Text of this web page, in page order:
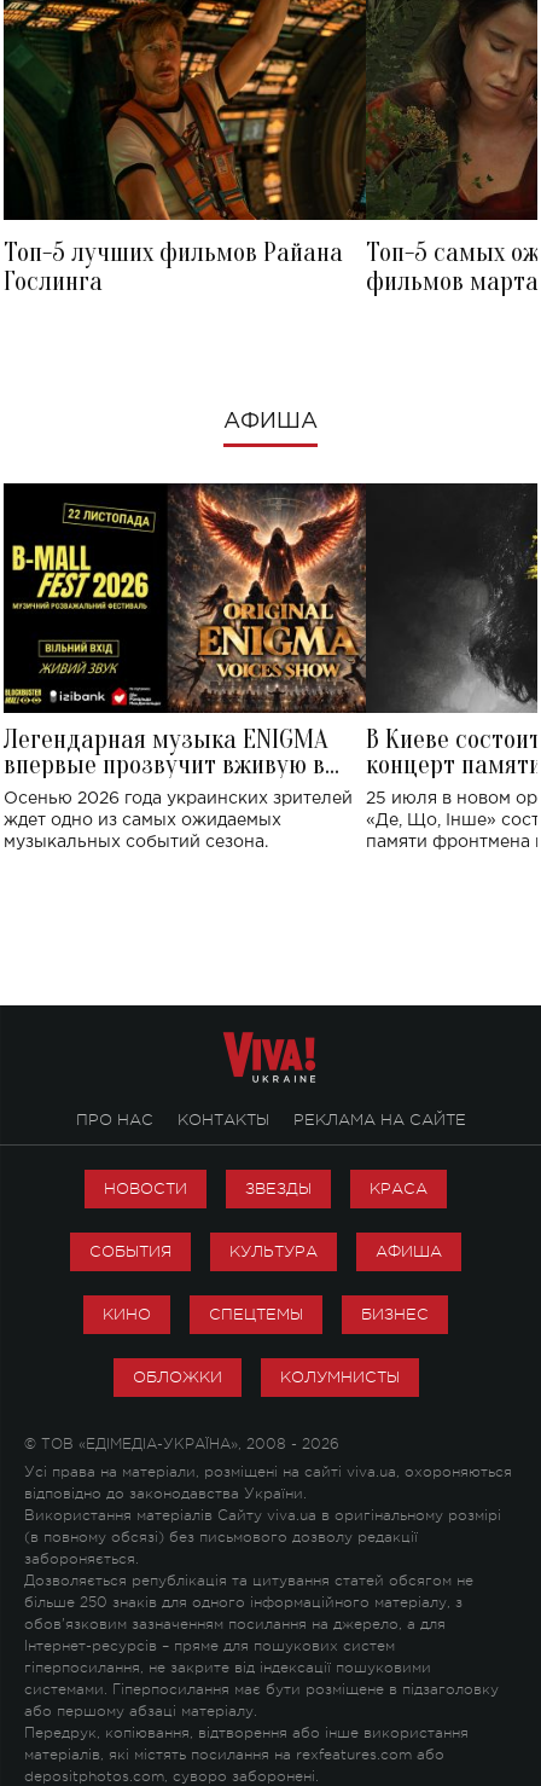
Топ-5 лучших фильмов Райана
Гослинга
Топ-5 самых
фильмов
АФИША
Легендарная музыка ENIGMA
впервые прозвучит вживую в
Украине: где состоится концерт
Осенью 2026 года украинских зрителей
ждет одно из самых ожидаемых
музыкальных событий сезона.
В Киеве
концерт
Клименко:
исполнят песни
25 июля в новом
«Де, Що, Інше»
памяти фронтмена
ПРО НАС КОНТАКТЫ РЕКЛАМА НА САЙТЕ
НОВОСТИ ЗВЕЗДЫ КРАСА
СОБЫТИЯ КУЛЬТУРА АФИША
КИНО СПЕЦТЕМЫ БИЗНЕС
ОБЛОЖКИ КОЛУМНИСТЫ
© ТОВ «ЕДІМЕДІА-УКРАЇНА», 2008 - 2026
Усі права на матеріали, розміщені на сайті viva.ua, охороняються
відповідно до законодавства України.
Використання матеріалів Сайту viva.ua в оригінальному розмірі
(в повному обсязі) без письмового дозволу редакції
забороняється.
Дозволяється републікація та цитування статей обсягом не
більше 250 знаків для одного інформаційного матеріалу, з
обов'язковим зазначенням посилання на джерело, а для
Інтернет-ресурсів – пряме для пошукових систем
гіперпосилання, не закрите від індексації пошуковими
системами. Гіперпосилання має бути розміщене в підзаголовку
або першому абзаці матеріалу.
Передрук, копіювання, відтворення або інше використання
матеріалів, які містять посилання на rexfeatures.com або
depositphotos.com, суворо заборонені.